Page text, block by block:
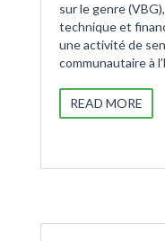
sur le genre
technique et
une activité de
communautaire à
READ MORE